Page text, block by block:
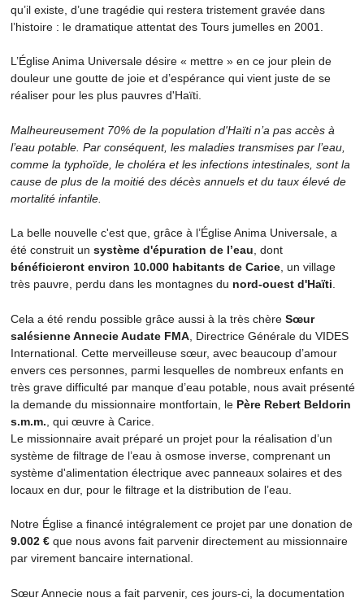
qu’il existe, d’une tragédie qui restera tristement gravée dans
l’histoire : le dramatique attentat des Tours jumelles en 2001.
L’Église Anima Universale désire « mettre » en ce jour plein de
douleur une goutte de joie et d’espérance qui vient juste de se
réaliser pour les plus pauvres d'Haïti.
Malheureusement 70% de la population d'Haïti n’a pas accès à
l’eau potable. Par conséquent, les maladies transmises par l’eau,
comme la typhoïde, le choléra et les infections intestinales, sont la
cause de plus de la moitié des décès annuels et du taux élevé de
mortalité infantile.
La belle nouvelle c'est que, grâce à l’Église Anima Universale, a
été construit un système d'épuration de l’eau , dont
bénéficieront environ 10.000 habitants de Carice, un village
très pauvre, perdu dans les montagnes du nord-ouest d'Haïti
Cela a été rendu possible grâce aussi à la très chère Sœur
salésienne Annecie Audate FMA, Directrice Générale du VIDES
International. Cette merveilleuse sœur, avec beaucoup d’amour
envers ces personnes, parmi lesquelles de nombreux enfants en
très grave difficulté par manque d’eau potable, nous avait présenté
la demande du missionnaire montfortain, le Père Rebert Beldorin
s.m.m. , qui œuvre à Carice.
Le missionnaire avait préparé un projet pour la réalisation d’un
système de filtrage de l’eau à osmose inverse, comprenant un
système d'alimentation électrique avec panneaux solaires et des
locaux en dur, pour le filtrage et la distribution de l’eau.
Notre Église a financé intégralement ce projet par une donation de
9.002 €que nous avons fait parvenir directement au missionnaire
par virement bancaire international.
Sœur Annecie nous a fait parvenir, ces jours-ci, la documentation